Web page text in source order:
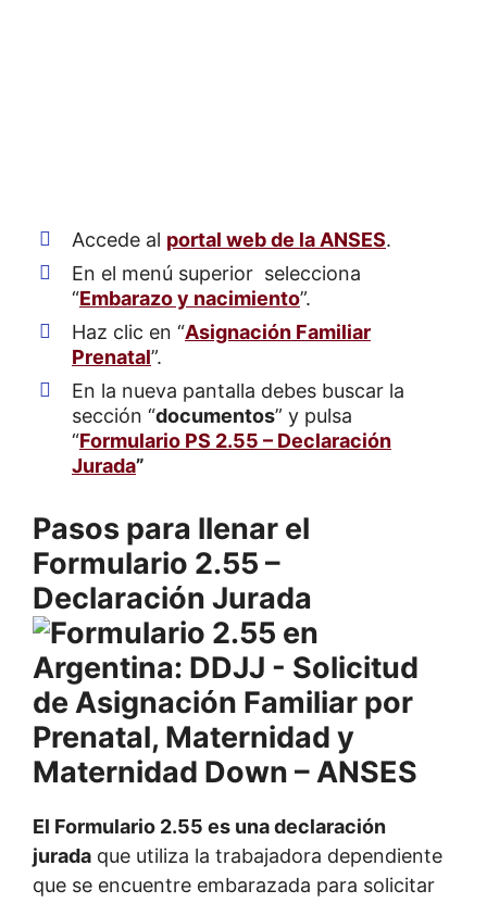
Accede al portal web de la ANSES.
En el menú superior selecciona
“Embarazo y nacimiento”.
Haz clic en “Asignación Familiar
Prenatal”.
En la nueva pantalla debes buscar la
sección “documentos” y pulsa
“Formulario PS 2.55 – Declaración
Jurada”
Pasos para llenar el
Formulario 2.55 –
Declaración Jurada
El Formulario 2.55 es una declaración
jurada que utiliza la trabajadora dependiente
que se encuentre embarazada para solicitar